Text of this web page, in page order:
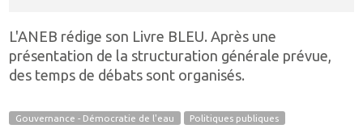
L'ANEB rédige son Livre BLEU. Après une
présentation de la structuration générale prévue,
des temps de débats sont organisés.
Gouvernance - Démocratie de l'eau Politiques publiques